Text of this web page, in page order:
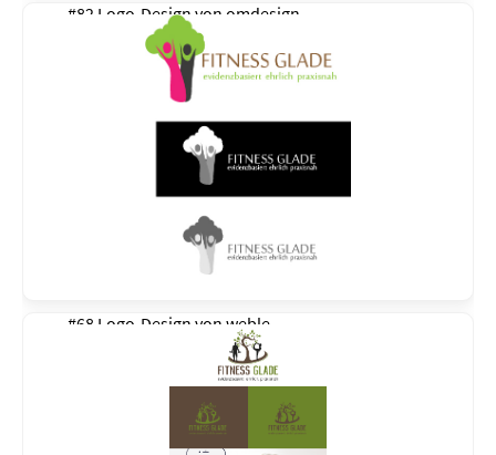
#82 Logo-Design von omdesign
#68 Logo-Design von weble